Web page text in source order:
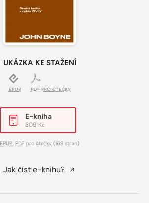
UKÁZKA KE STAŽENÍ
EPUB PDF PRO ČTEČKY
E-kniha
309 Kč
EPUB, PDF pro čtečky (168 stran)
Jak číst e-knihu?